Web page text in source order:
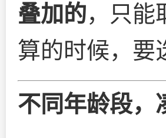
叠加的，只能
算的时候，要
不同年龄段，